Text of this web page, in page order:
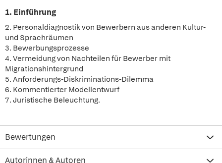
1. Einführung
2. Personaldiagnostik von Bewerbern aus anderen Kultur-
und Sprachräumen
3. Bewerbungsprozesse
4. Vermeidung von Nachteilen für Bewerber mit
Migrationshintergrund
5. Anforderungs-Diskriminations-Dilemma
6. Kommentierter Modellentwurf
7. Juristische Beleuchtung.
Bewertungen
Autorinnen & Autoren